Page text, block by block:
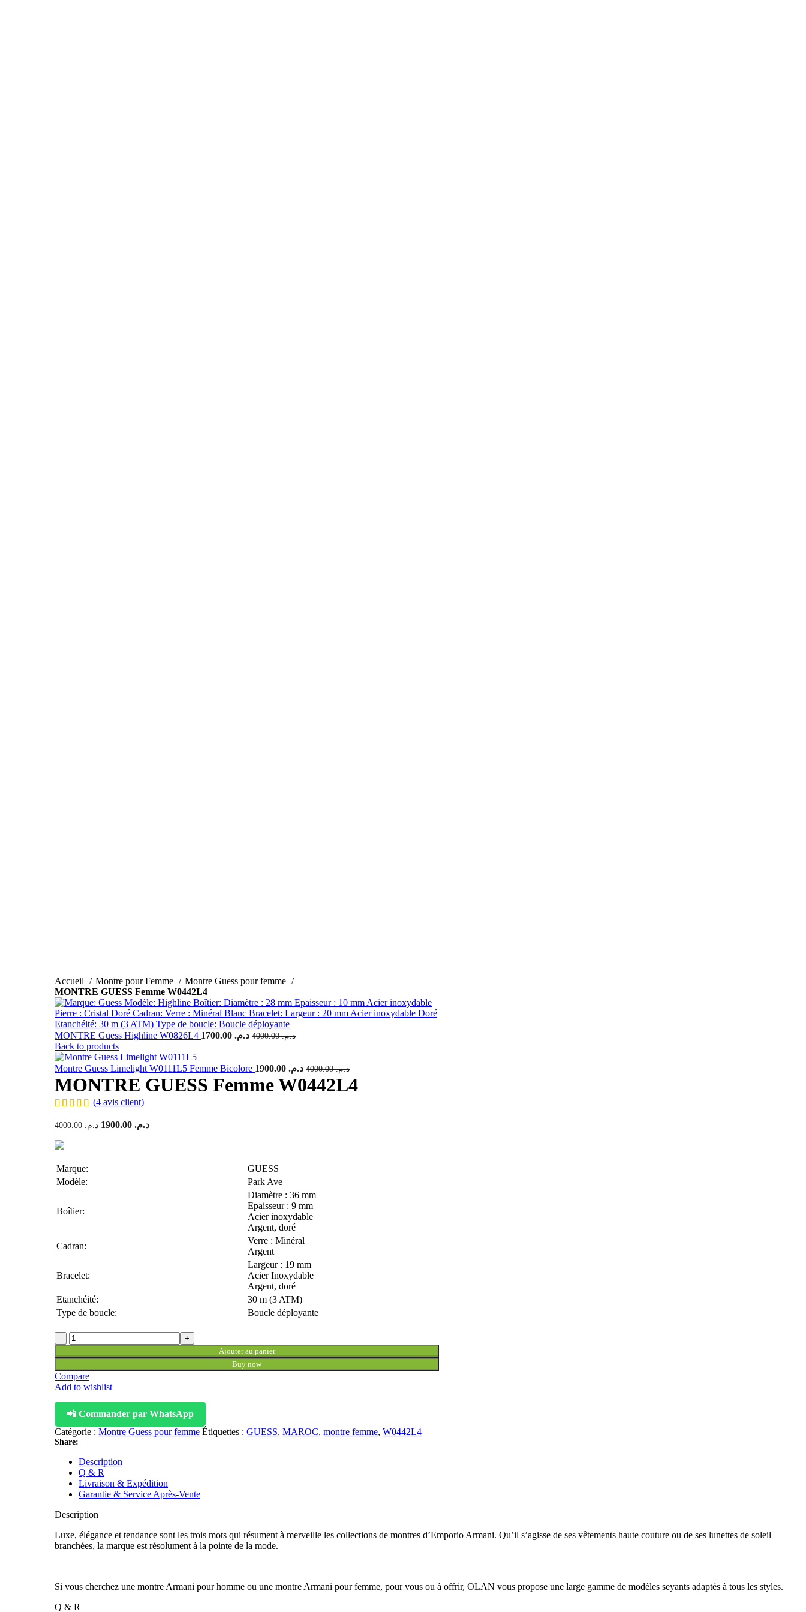
Accueil
Montre pour Femme
Montre Guess pour femme
MONTRE GUESS Femme W0442L4
MONTRE Guess Highline W0826L4 د.م.4000.00 Le prix initial était : د.م. 4000.00.د.م.
Back to products
Montre Guess Limelight W0111L5 Femme Bicolore د.م.4000.00 Le prix initial était : د.م. 4000.00.د.م.
MONTRE GUESS Femme W0442L4
(4 avis client)
د.م.4000.00 د.م.
Marque:
GUESS
Modèle:
Park Ave
Boîtier:
Diamètre : 36 mm
Epaisseur : 9 mm
Acier inoxydable
Argent, doré
Cadran:
Verre : Minéral
Argent
Bracelet:
Largeur : 19 mm
Acier Inoxydable
Argent, doré
Etanchéité:
30 m (3 ATM)
Type de boucle:
Boucle déployante
quantité de MONTRE GUESS Femme W0442L4
Ajouter au panier
Buy now
Compare
Add to wishlist
📲 Commander par WhatsApp
Catégorie : Montre Guess pour femme Étiquettes : GUESS, MAROC, montre femme, W0442L4
Share:
Description
Q & R
Livraison & Expédition
Garantie & Service Après-Vente
Description
Luxe, élégance et tendance sont les trois mots qui résument à merveille les collections de montres d’Emporio Armani. Qu’il s’agisse de ses vêtements haute couture ou de ses lunettes de soleil
branchées, la marque est résolument à la pointe de la mode.
Si vous cherchez une montre Armani pour homme ou une montre Armani pour femme, pour vous ou à offrir, OLAN vous propose une large gamme de modèles seyants adaptés à tous les styles.
Q & R